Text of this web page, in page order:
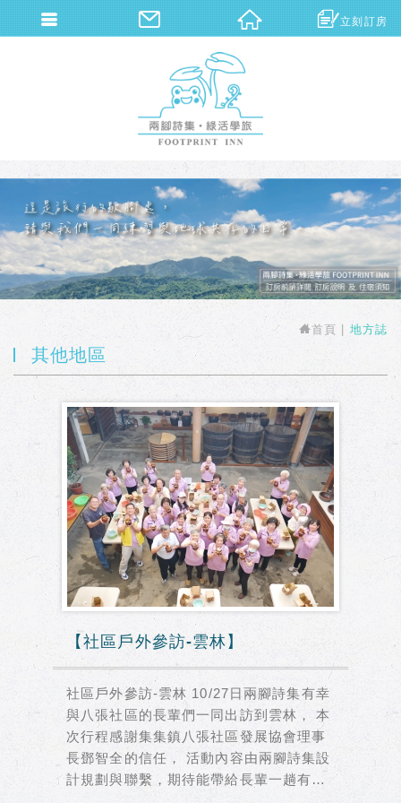
首頁 地方誌
其他地區
【社區戶外參訪-雲林】
社區戶外參訪-雲林 10/27日兩腳詩集有幸
與八張社區的長輩們一同出訪到雲林， 本
次行程感謝集集鎮八張社區發展協會理事
長鄧智全的信任， 活動內容由兩腳詩集設
計規劃與聯繫，期待能帶給長輩一趟有感
立刻訂房